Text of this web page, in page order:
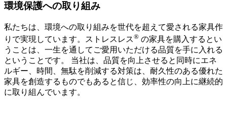
環境保護への取り組み
私たちは、環境への取り組みを世代を超えて愛される家具作
りで実現しています。ストレスレス® の家具を購入するとい
うことは、一生を通してご愛用いただける品質を手に入れる
ということです。 当社は、品質を向上させると同時にエネ
ルギー、時間、無駄を削減する対策は、耐久性のある優れた
家具を創造するものでもあると信じ、効率性の向上に継続的
に取り組んでいます。